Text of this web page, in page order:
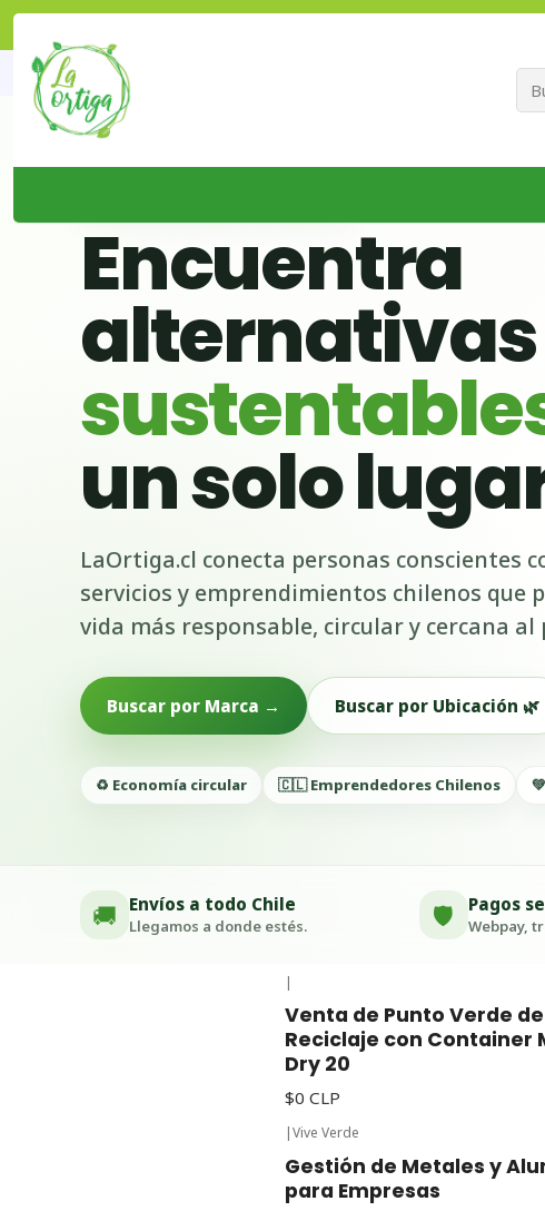
Encuentra
alternativas
un solo
LaOrtiga.cl conecta personas conscientes
servicios y emprendimientos chilenos que
vida más responsable, circular y cercana al
Buscar por Marca → Buscar por Ubicación 🌿
♻️ Economía circular 🇨🇱 Emprendedores Chilenos
🚚 Envíos a todo Chile
Llegamos a donde estés. 🛡️ Pagos
Webpay,
|
Venta de Punto Verde de
Reciclaje con Container
Dry 20
$0 CLP
|Vive Verde
Gestión de Metales y
para Empresas